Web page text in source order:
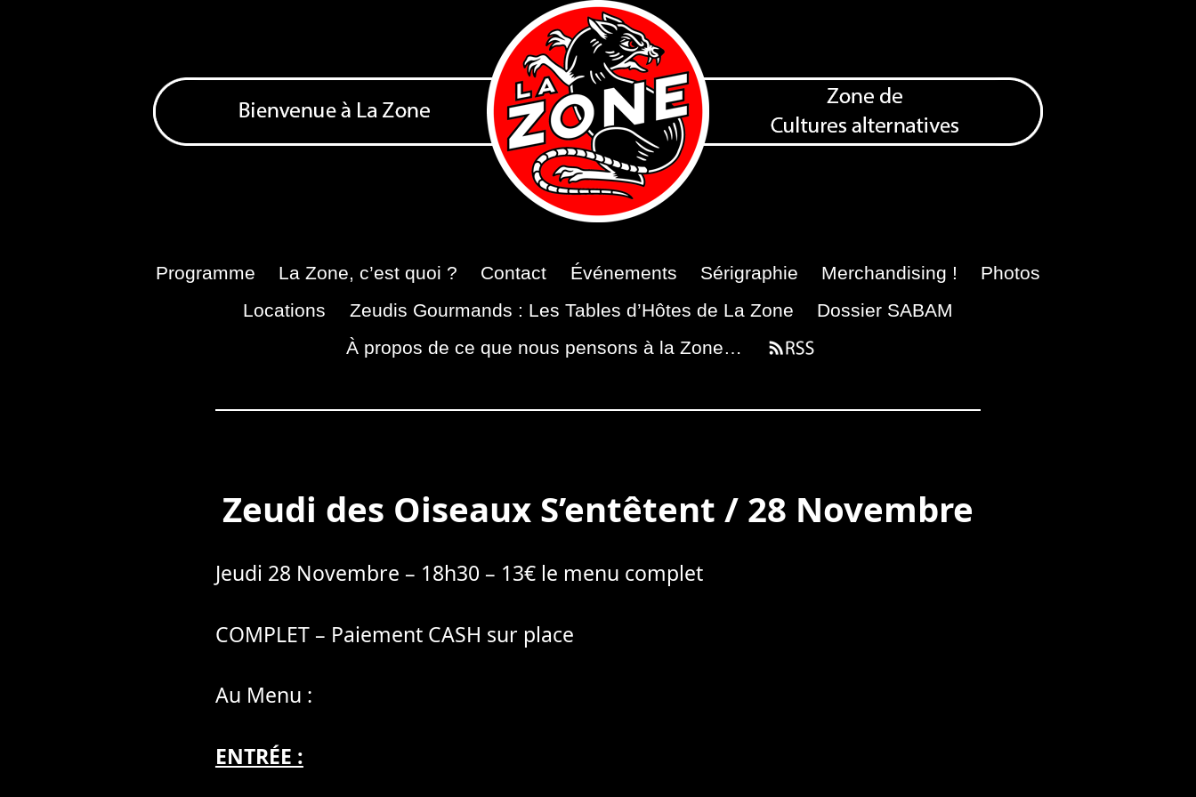
Programme La Zone, c’est quoi ? Contact Événements Sérigraphie Merchandising !
Photos
Locations
Zeudis Gourmands : Les Tables d’Hôtes de La Zone
Dossier SABAM
À propos de ce que nous pensons à la Zone…
Zeudi des Oiseaux S’entêtent / 28 Novembre
Jeudi 28 Novembre – 18h30 – 13€ le menu complet
COMPLET – Paiement CASH sur place
Au Menu :
ENTRÉE :